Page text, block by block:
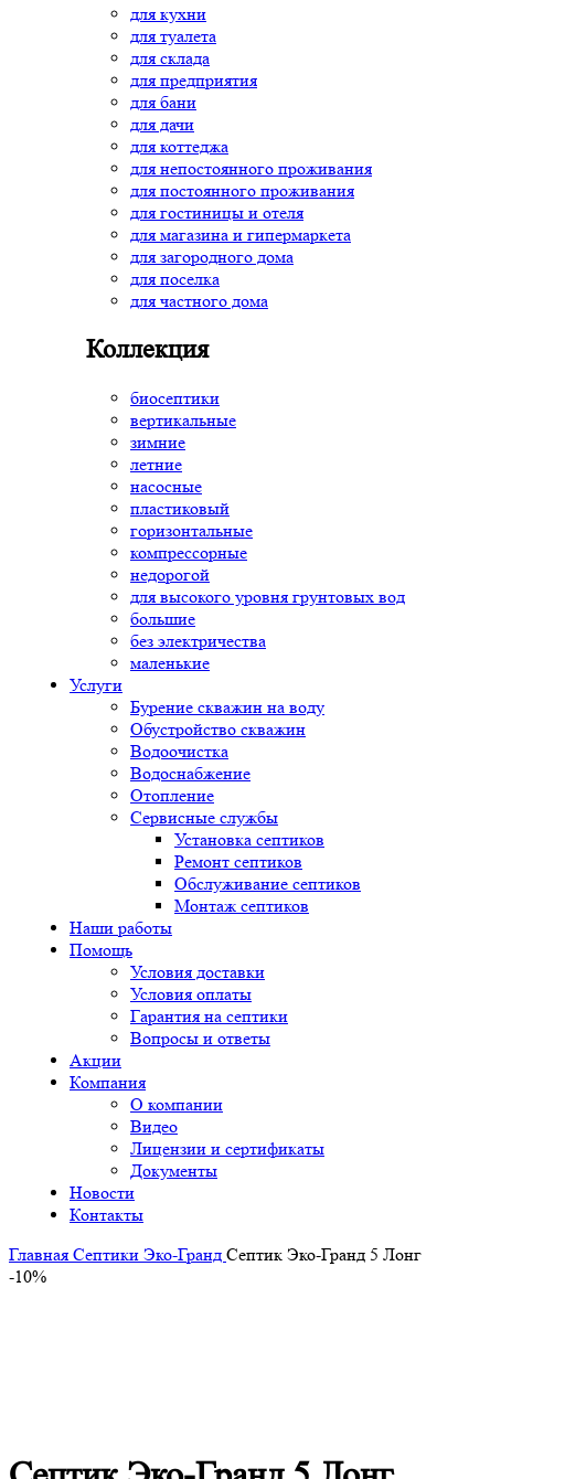
для кухни
для туалета
для склада
для предприятия
для бани
для дачи
для коттеджа
для непостоянного проживания
для постоянного проживания
для гостиницы и отеля
для магазина и гипермаркета
для загородного дома
для поселка
для частного дома
Коллекция
биосептики
вертикальные
зимние
летние
насосные
пластиковый
горизонтальные
компрессорные
недорогой
для высокого уровня грунтовых вод
большие
без электричества
маленькие
Услуги
Бурение скважин на воду
Обустройство скважин
Водоочистка
Водоснабжение
Отопление
Сервисные службы
Установка септиков
Ремонт септиков
Обслуживание септиков
Монтаж септиков
Наши работы
Помощь
Условия доставки
Условия оплаты
Гарантия на септики
Вопросы и ответы
Акции
Компания
О компании
Видео
Лицензии и сертификаты
Документы
Новости
Контакты
Главная Септики Эко-Гранд Септик Эко-Гранд 5 Лонг
-10%